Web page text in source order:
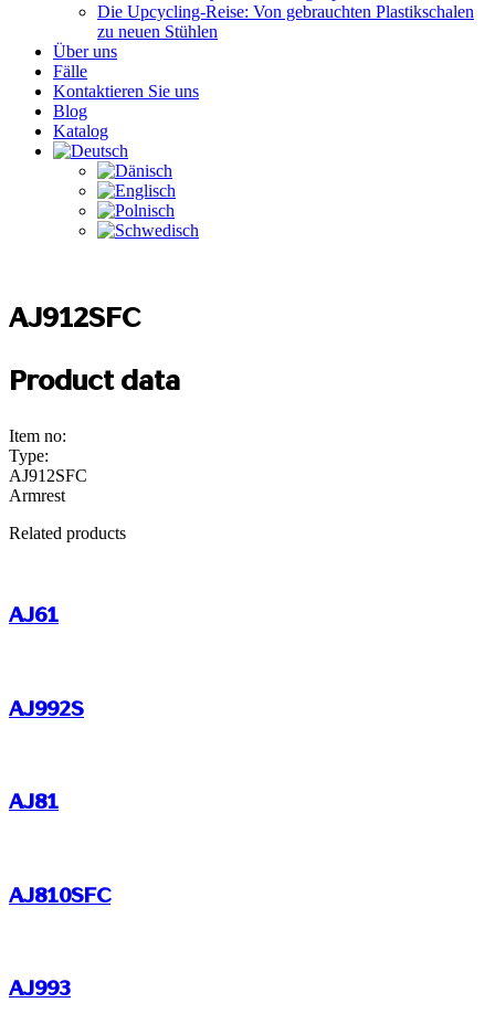
Die Upcycling-Reise: Von gebrauchten Plastikschalen
zu neuen Stühlen
Über uns
Fälle
Kontaktieren Sie uns
Blog
Katalog
AJ912SFC
Product data
Item no:
Type:
AJ912SFC
Armrest
Related products
AJ61
AJ992S
AJ81
AJ810SFC
AJ993